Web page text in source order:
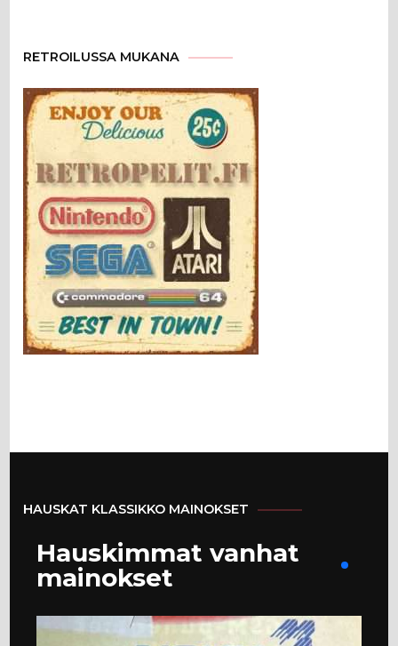
RETROILUSSA MUKANA
HAUSKAT KLASSIKKO MAINOKSET
Hauskimmat vanhat
mainokset